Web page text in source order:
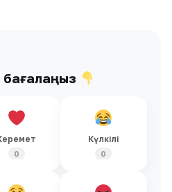
бағалаңыз
0
Күлкілі
0